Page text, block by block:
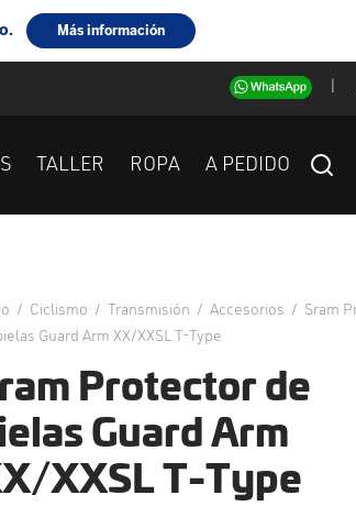
TALLER ROPA A PEDIDO
/ Ciclismo / Transmisión / Accesorios / Sram
Guard Arm XX/XXSL T-Type
Protector de
Guard Arm
XXSL T-Type